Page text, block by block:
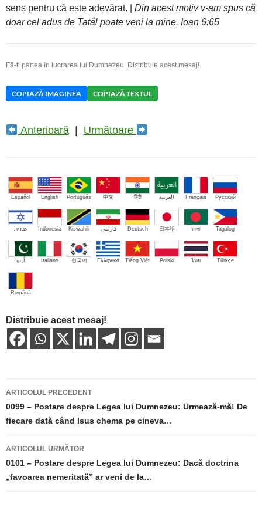
sens pentru că este adevărat. | Din acest motiv v-am spus că
doar cel adus de Tatăl poate veni la mine. Ioan 6:65
Fă-ți partea în lucrarea lui Dumnezeu. Distribuie acest mesaj!
COPIAZĂ IMAGINEA COPIAZĂ TEXTUL
Anterioară| Următoare
Español English Português 中文 हिंदी العربية Français Русский
עברית Indonesia Kiswahili فارسی Deutsch 日本語 বাংলা Tagalog
اُردو Italiano 한국어 Ελληνικά Tiếng Việt Polski ไทย Türkçe
Română
Distribuie acest mesaj!
Navigare
în
articole
ARTICOLUL PRECEDENT
0099 – Postare despre Legea lui Dumnezeu: Urmează-mă! De
fiecare dată când Isus chema pe cineva…
ARTICOLUL URMĂTOR
0101 – Postare despre Legea lui Dumnezeu: Dacă doctrina
„favoarea nemeritată” ar veni de la…